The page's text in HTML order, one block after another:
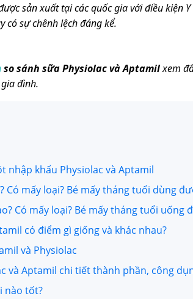
sản xuất tại các quốc gia với điều kiện
sự chênh lệch đáng kể.
so sánh sữa Physiolac và Aptamilxem
đình.
nhập khẩu Physiolac và Aptamil
Có mấy loại? Bé mấy tháng tuổi dùng
Có mấy loại? Bé mấy tháng tuổi uống
có điểm gì giống và khác nhau?
và Physiolac
và Aptamil chi tiết thành phần, công
nào tốt?